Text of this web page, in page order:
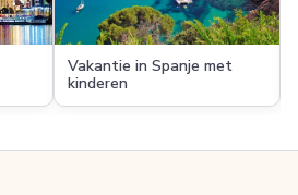
Vakantie in Spanje met
kinderen